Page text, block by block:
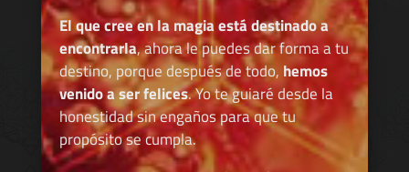
El que cree en la magia está destinado a
encontrarla, ahora le puedes dar forma a tu
destino, porque después de todo, hemos
venido a ser felices. Yo te guiaré desde la
honestidad sin engaños para que tu
propósito se cumpla.